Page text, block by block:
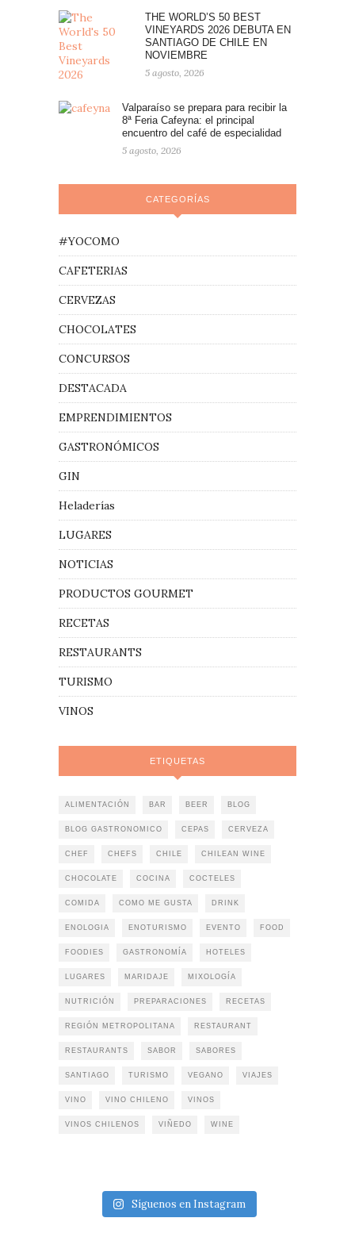
THE WORLD’S 50 BEST
VINEYARDS 2026 DEBUTA EN
SANTIAGO DE CHILE EN
NOVIEMBRE
5 agosto, 2026
Valparaíso se prepara para recibir la
8ª Feria Cafeyna: el principal
encuentro del café de especialidad
5 agosto, 2026
CATEGORÍAS
#YOCOMO
CAFETERIAS
CERVEZAS
CHOCOLATES
CONCURSOS
DESTACADA
EMPRENDIMIENTOS
GASTRONÓMICOS
GIN
Heladerías
LUGARES
NOTICIAS
PRODUCTOS GOURMET
RECETAS
RESTAURANTS
TURISMO
VINOS
ETIQUETAS
ALIMENTACIÓN BAR BEER BLOG
BLOG GASTRONOMICO CEPAS CERVEZA
CHEF CHEFS CHILE CHILEAN WINE
CHOCOLATE COCINA COCTELES
COMIDA COMO ME GUSTA DRINK
ENOLOGIA ENOTURISMO EVENTO FOOD
FOODIES GASTRONOMÍA HOTELES
LUGARES MARIDAJE MIXOLOGÍA
NUTRICIÓN PREPARACIONES RECETAS
REGIÓN METROPOLITANA RESTAURANT
RESTAURANTS SABOR SABORES
SANTIAGO TURISMO VEGANO VIAJES
VINO VINO CHILENO VINOS
VINOS CHILENOS VIÑEDO WINE
Síguenos en Instagram